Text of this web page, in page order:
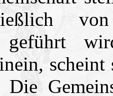
von
geführt
Die